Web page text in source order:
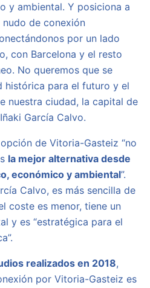
y ambiental. Y posiciona a
de conexión
por un lado
con Barcelona y el resto
No queremos que se
histórica para el futuro y el
nuestra ciudad, la capital de
García Calvo.
de Vitoria-Gasteiz “no
la mejor alternativa desde
económico y ambiental”.
Calvo, es más sencilla de
coste es menor, tiene un
y es “estratégica para el
realizados en 2018,
por Vitoria-Gasteiz es